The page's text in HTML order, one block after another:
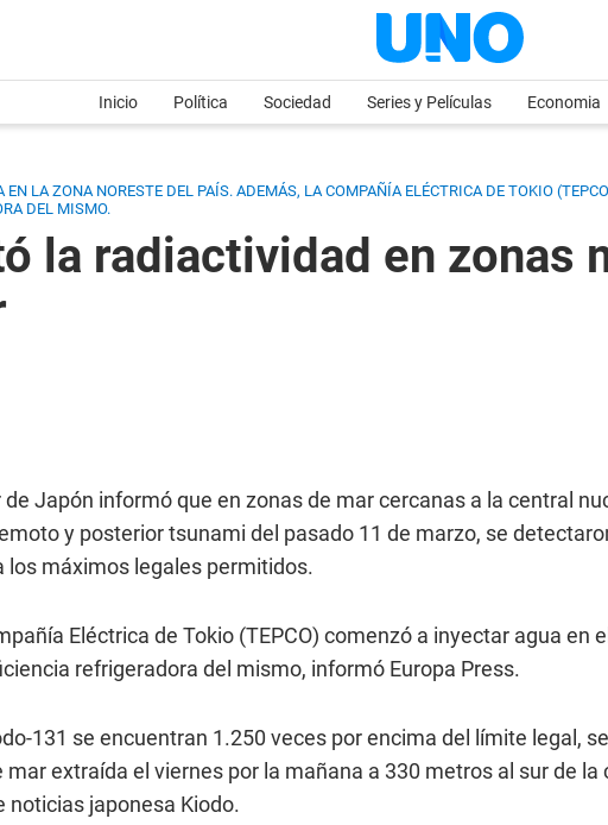
Inicio Política Sociedad Series y Películas Economia
EN LA ZONA NORESTE DEL PAÍS. ADEMÁS, LA COMPAÑÍA ELÉCTRICA DE TOKIO
DEL MISMO.
la radiactividad en zonas
Japón informó que en zonas de mar cercanas a la central
y posterior tsunami del pasado 11 de marzo, se
máximos legales permitidos.
Eléctrica de Tokio (TEPCO) comenzó a inyectar agua en
refrigeradora del mismo, informó Europa Press.
131 se encuentran 1.250 veces por encima del límite legal,
extraída el viernes por la mañana a 330 metros al sur de la
noticias japonesa Kiodo.